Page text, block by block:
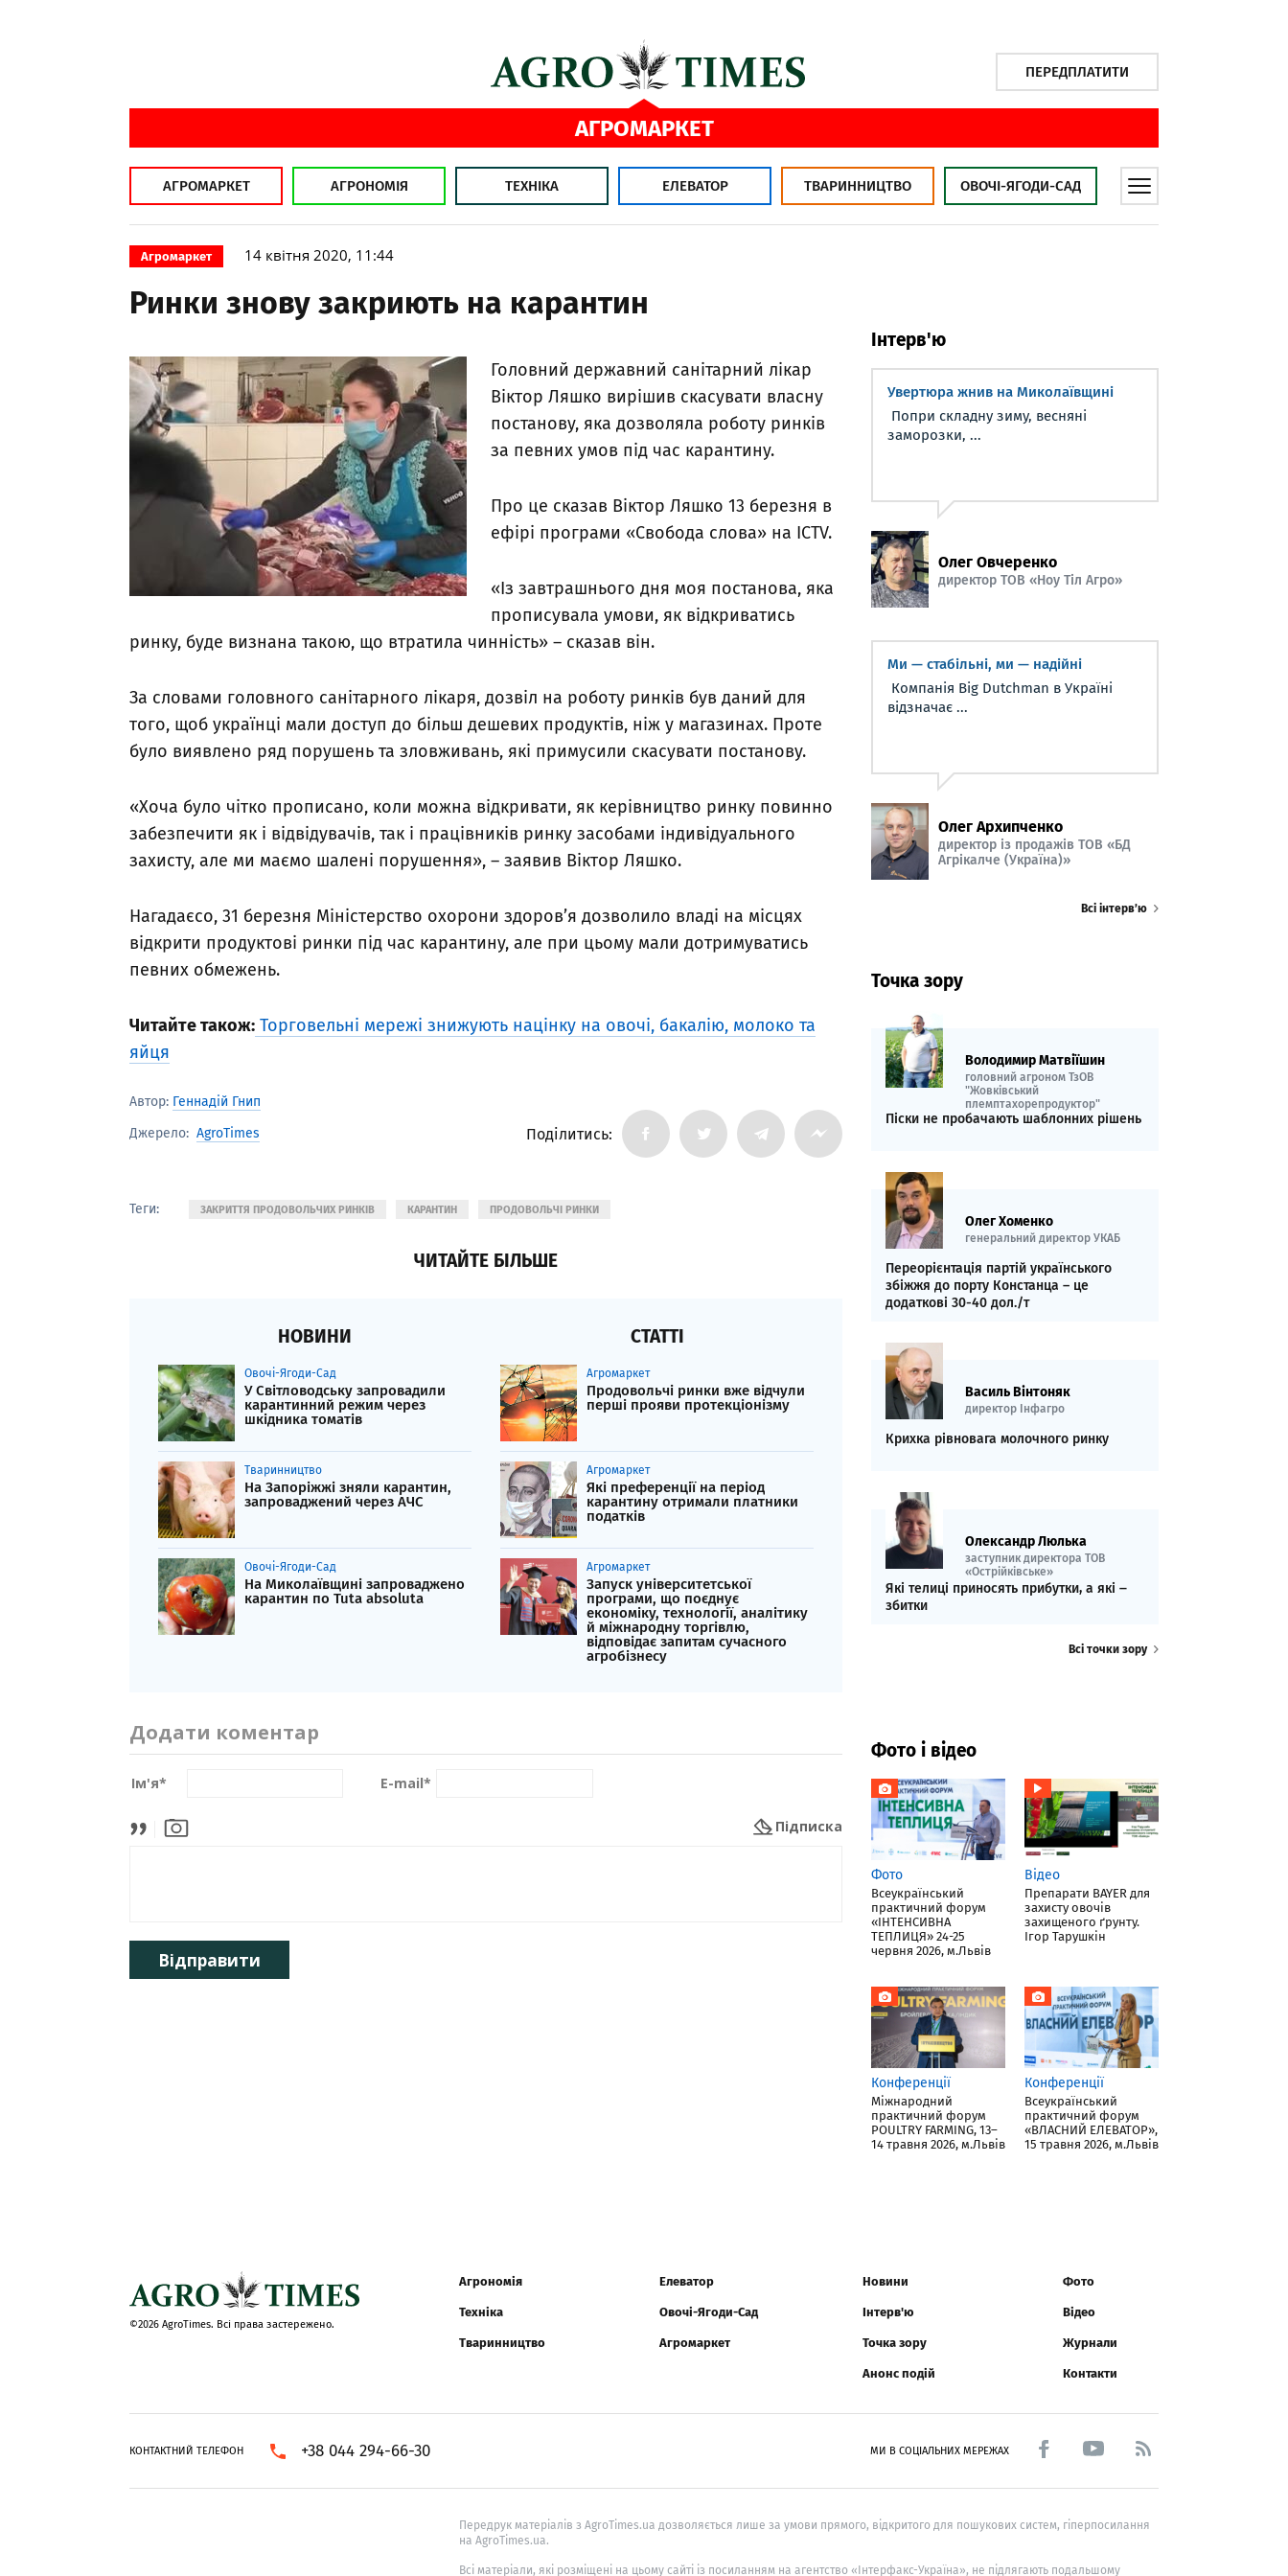
ПЕРЕДПЛАТИТИ
АГРОМАРКЕТ
АГРОМАРКЕТ АГРОНОМІЯ ТЕХНІКА ЕЛЕВАТОР ТВАРИННИЦТВО ОВОЧІ-ЯГОДИ-САД
Агромаркет 14 квітня 2020, 11:44
Ринки знову закриють на карантин
Головний державний санітарний лікар
Віктор Ляшко вирішив скасувати власну
постанову, яка дозволяла роботу ринків
за певних умов під час карантину.
Про це сказав Віктор Ляшко 13 березня в
ефірі програми «Свобода слова» на ICTV.
«Із завтрашнього дня моя постанова, яка
прописувала умови, як відкриватись
ринку, буде визнана такою, що втратила чинність» – сказав він.
За словами головного санітарного лікаря, дозвіл на роботу ринків був даний для
того, щоб українці мали доступ до більш дешевих продуктів, ніж у магазинах. Проте
було виявлено ряд порушень та зловживань, які примусили скасувати постанову.
«Хоча було чітко прописано, коли можна відкривати, як керівництво ринку повинно
забезпечити як і відвідувачів, так і працівників ринку засобами індивідуального
захисту, але ми маємо шалені порушення», – заявив Віктор Ляшко.
Нагадаєсо, 31 березня Міністерство охорони здоров’я дозволило владі на місцях
відкрити продуктові ринки під час карантину, але при цьому мали дотримуватись
певних обмежень.
Читайте також: Торговельні мережі знижують націнку на овочі, бакалію, молоко та
яйця
Автор: Геннадій Гнип
Джерело: AgroTimes Поділитись:
Теги: ЗАКРИТТЯ ПРОДОВОЛЬЧИХ РИНКІВ КАРАНТИН ПРОДОВОЛЬЧІ РИНКИ
ЧИТАЙТЕ БІЛЬШЕ
НОВИНИ
Овочі-Ягоди-Сад
У Світловодську запровадили
карантинний режим через
шкідника томатів
Тваринництво
На Запоріжжі зняли карантин,
запроваджений через АЧС
Овочі-Ягоди-Сад
На Миколаївщині запроваджено
карантин по Tuta absoluta
СТАТТІ
Агромаркет
Продовольчі ринки вже відчули
перші прояви протекціонізму
Агромаркет
Які преференції на період
карантину отримали платники
податків
Агромаркет
Запуск університетської
програми, що поєднує
економіку, технології, аналітику
й міжнародну торгівлю,
відповідає запитам сучасного
агробізнесу
Додати коментар
Ім'я* E-mail*
Підписка
Відправити
Інтерв'ю
Увертюра жнив на Миколаївщині
Попри складну зиму, весняні
заморозки, ...
Олег Овчеренко
директор ТОВ «Ноу Тіл Агро»
Ми — стабільні, ми — надійні
Компанія Big Dutchman в Україні
відзначає ...
Олег Архипченко
директор із продажів ТОВ «БД
Агрікалче (Україна)»
Всі інтерв’ю
Точка зору
Володимир Матвіїшин
головний агроном ТзОВ
"Жовківський
племптахорепродуктор"
Піски не пробачають шаблонних рішень
Олег Хоменко
генеральний директор УКАБ
Переорієнтація партій українського
збіжжя до порту Констанца – це
додаткові 30-40 дол./т
Василь Вінтоняк
директор Інфагро
Крихка рівновага молочного ринку
Олександр Люлька
заступник директора ТОВ
«Острійківське»
Які телиці приносять прибутки, а які ‒
збитки
Всі точки зору
Фото і відео
Фото
Всеукраїнський
практичний форум
«ІНТЕНСИВНА
ТЕПЛИЦЯ» 24-25
червня 2026, м.Львів
Відео
Препарати BAYER для
захисту овочів
захищеного ґрунту.
Ігор Тарушкін
Конференції
Міжнародний
практичний форум
POULTRY FARMING, 13–
14 травня 2026, м.Львів
Конференції
Всеукраїнський
практичний форум
«ВЛАСНИЙ ЕЛЕВАТОР»,
15 травня 2026, м.Львів
©2026 AgroTimes. Всі права застережено.
Агрономія
Техніка
Тваринництво
Елеватор
Овочі-Ягоди-Сад
Агромаркет
Новини
Інтерв'ю
Точка зору
Анонс подій
Фото
Відео
Журнали
Контакти
КОНТАКТНИЙ ТЕЛЕФОН +38 044 294-66-30 МИ В СОЦІАЛЬНИХ МЕРЕЖАХ
Передрук матеріалів з AgroTimes.ua дозволяється лише за умови прямого, відкритого для пошукових систем, гіперпосилання
на AgroTimes.ua.
Всі матеріали, які розміщені на цьому сайті із посиланням на агентство «Інтерфакс-Україна», не підлягають подальшому